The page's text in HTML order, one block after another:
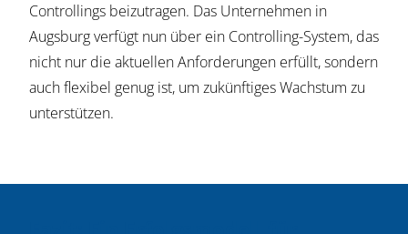
Controllings beizutragen. Das Unternehmen in
Augsburg verfügt nun über ein Controlling-System, das
nicht nur die aktuellen Anforderungen erfüllt, sondern
auch flexibel genug ist, um zukünftiges Wachstum zu
unterstützen.